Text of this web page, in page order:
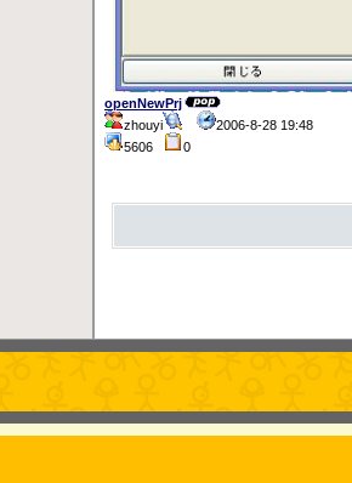
openNewPrj
zhouyi
2006-8-28 19:48
5606
0